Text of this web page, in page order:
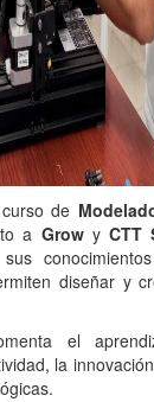
de
a Growy CTT
diseñar y
el
la